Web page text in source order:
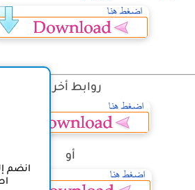
روابط أخرى
أو
انضم